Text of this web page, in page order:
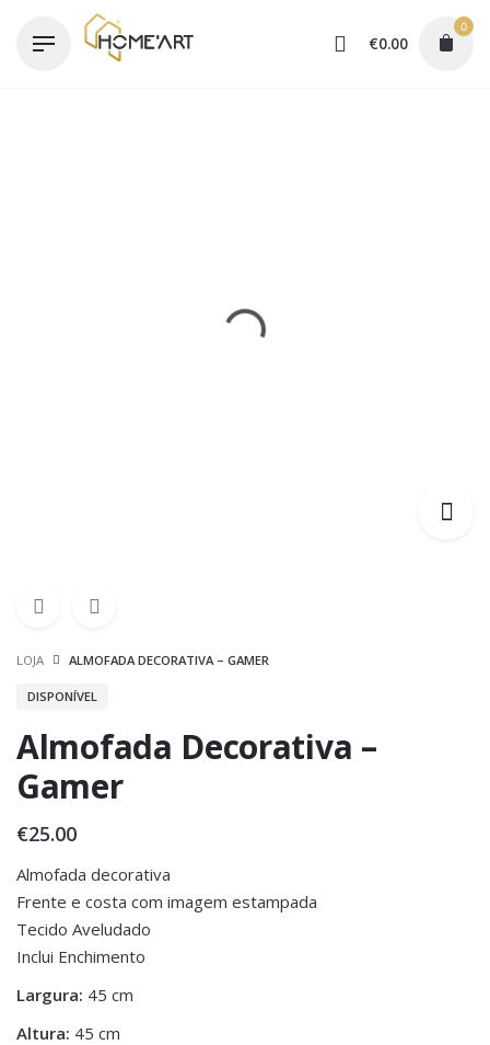
€0.00
0
LOJA ALMOFADA DECORATIVA – GAMER
DISPONÍVEL
Almofada Decorativa –
Gamer
€25.00
Almofada decorativa
Frente e costa com imagem estampada
Tecido Aveludado
Inclui Enchimento
Largura: 45 cm
Altura: 45 cm